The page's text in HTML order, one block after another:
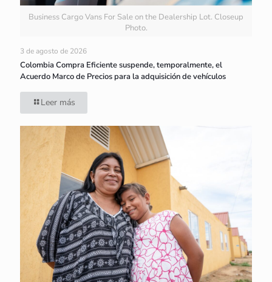
Business Cargo Vans For Sale on the Dealership Lot. Closeup
Photo.
3 de agosto de 2026
Colombia Compra Eficiente suspende, temporalmente, el
Acuerdo Marco de Precios para la adquisición de vehículos
Leer más